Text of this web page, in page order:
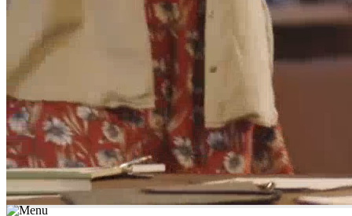
מצאו מורה עכשיו *יש לבחור נושא לימוד / עיר מהרשימה שבשדה החיפוש
הצטרפות מורים פרטיים התחברות מצא מורה
הצטרפות מורים פרטיים התחברות מצא מורה